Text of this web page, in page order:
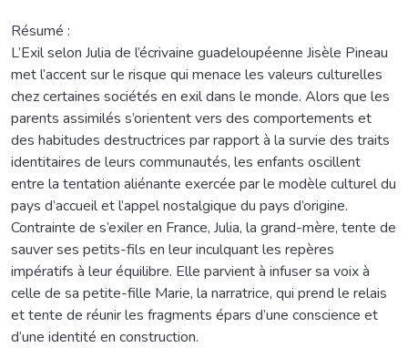
Résumé :
L’Exil selon Julia de l’écrivaine guadeloupéenne Jisèle Pineau
met l’accent sur le risque qui menace les valeurs culturelles
chez certaines sociétés en exil dans le monde. Alors que les
parents assimilés s’orientent vers des comportements et
des habitudes destructrices par rapport à la survie des traits
identitaires de leurs communautés, les enfants oscillent
entre la tentation aliénante exercée par le modèle culturel du
pays d’accueil et l’appel nostalgique du pays d’origine.
Contrainte de s’exiler en France, Julia, la grand-mère, tente de
sauver ses petits-fils en leur inculquant les repères
impératifs à leur équilibre. Elle parvient à infuser sa voix à
celle de sa petite-fille Marie, la narratrice, qui prend le relais
et tente de réunir les fragments épars d’une conscience et
d’une identité en construction.